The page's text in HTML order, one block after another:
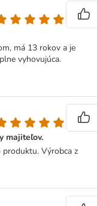
má 13 rokov a je
vyhovujúca.
majiteľov.
Výrobca z